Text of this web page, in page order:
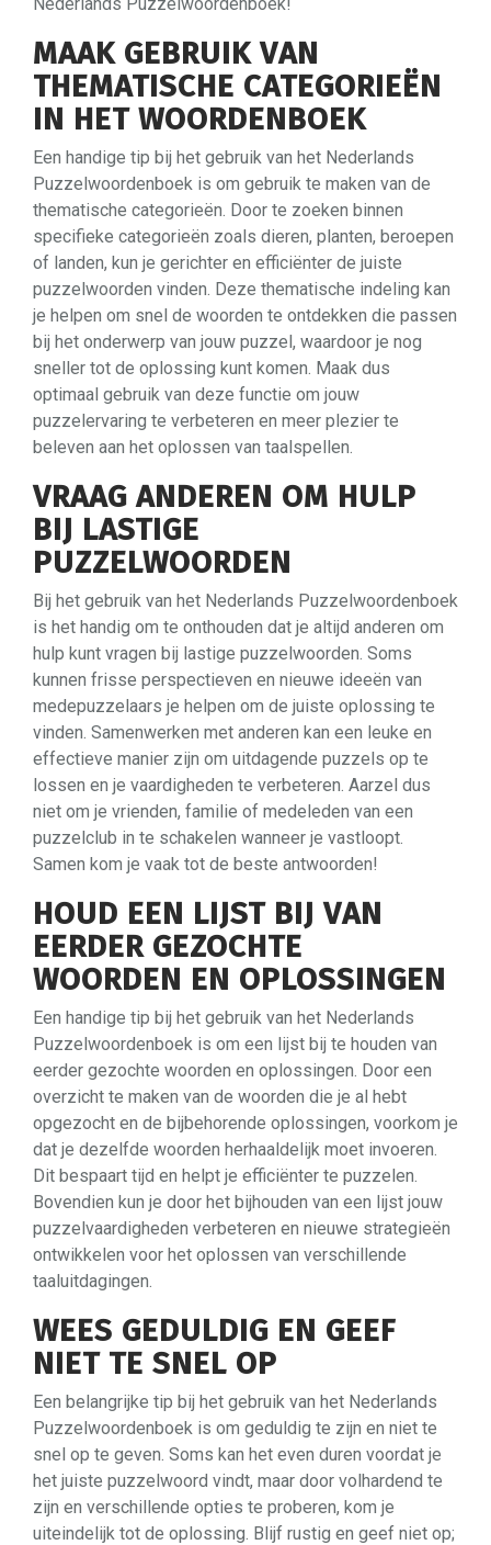
MAAK GEBRUIK VAN
THEMATISCHE CATEGORIEËN
IN HET WOORDENBOEK
Een handige tip bij het gebruik van het Nederlands
Puzzelwoordenboek is om gebruik te maken van de
thematische categorieën. Door te zoeken binnen
specifieke categorieën zoals dieren, planten, beroepen
of landen, kun je gerichter en efficiënter de juiste
puzzelwoorden vinden. Deze thematische indeling kan
je helpen om snel de woorden te ontdekken die passen
bij het onderwerp van jouw puzzel, waardoor je nog
sneller tot de oplossing kunt komen. Maak dus
optimaal gebruik van deze functie om jouw
puzzelervaring te verbeteren en meer plezier te
beleven aan het oplossen van taalspellen.
VRAAG ANDEREN OM HULP
BIJ LASTIGE
PUZZELWOORDEN
Bij het gebruik van het Nederlands Puzzelwoordenboek
is het handig om te onthouden dat je altijd anderen om
hulp kunt vragen bij lastige puzzelwoorden. Soms
kunnen frisse perspectieven en nieuwe ideeën van
medepuzzelaars je helpen om de juiste oplossing te
vinden. Samenwerken met anderen kan een leuke en
effectieve manier zijn om uitdagende puzzels op te
lossen en je vaardigheden te verbeteren. Aarzel dus
niet om je vrienden, familie of medeleden van een
puzzelclub in te schakelen wanneer je vastloopt.
Samen kom je vaak tot de beste antwoorden!
HOUD EEN LIJST BIJ VAN
EERDER GEZOCHTE
WOORDEN EN OPLOSSINGEN
Een handige tip bij het gebruik van het Nederlands
Puzzelwoordenboek is om een lijst bij te houden van
eerder gezochte woorden en oplossingen. Door een
overzicht te maken van de woorden die je al hebt
opgezocht en de bijbehorende oplossingen, voorkom je
dat je dezelfde woorden herhaaldelijk moet invoeren.
Dit bespaart tijd en helpt je efficiënter te puzzelen.
Bovendien kun je door het bijhouden van een lijst jouw
puzzelvaardigheden verbeteren en nieuwe strategieën
ontwikkelen voor het oplossen van verschillende
taaluitdagingen.
WEES GEDULDIG EN GEEF
NIET TE SNEL OP
Een belangrijke tip bij het gebruik van het Nederlands
Puzzelwoordenboek is om geduldig te zijn en niet te
snel op te geven. Soms kan het even duren voordat je
het juiste puzzelwoord vindt, maar door volhardend te
zijn en verschillende opties te proberen, kom je
uiteindelijk tot de oplossing. Blijf rustig en geef niet op;